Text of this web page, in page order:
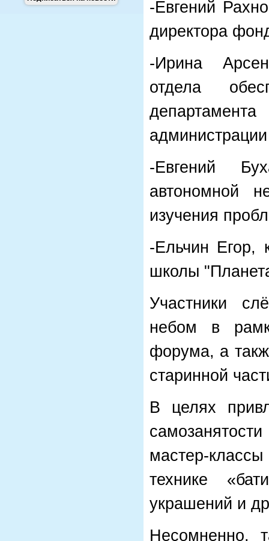
-Евгений
директора
-Ирина
отдела
-Евгений
автономной
изучения
-Ельчин Егор,
школы
Участники
небом в
форума, а
старинной
В целях
мастер-
технике
украшений и
Несомненно,